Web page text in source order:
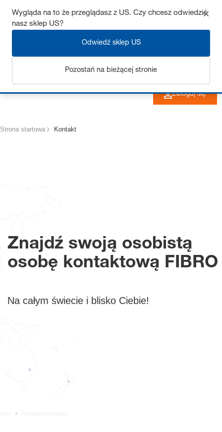
Uzyskaj do 7% zniżki – kliknij tutaj, aby dowiedzieć się
Zaloguj się
Strona startowa Kontakt
Znajdź swoją osobistą
osobę kontaktową FIBRO
Na całym świecie i blisko Ciebie!
Wygląda na to że przeglądasz z US. Czy chcesz odwiedzić
nasz sklep US?
Odwiedź sklep US
Pozostań na bieżącej stronie